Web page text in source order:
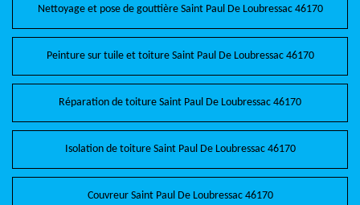
Nettoyage et pose de gouttière Saint Paul De Loubressac 46170
Peinture sur tuile et toiture Saint Paul De Loubressac 46170
Réparation de toiture Saint Paul De Loubressac 46170
Isolation de toiture Saint Paul De Loubressac 46170
Couvreur Saint Paul De Loubressac 46170